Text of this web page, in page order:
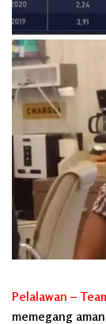
Pelalawan –
memegang